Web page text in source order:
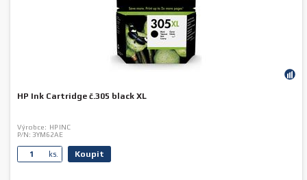
HP Ink Cartridge č.305 black XL
Výrobce: HP INC
P/N: 3YM62AE
ks. Koupit